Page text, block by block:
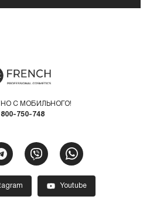
С МОБИЛЬНОГО!
750-748
Youtube